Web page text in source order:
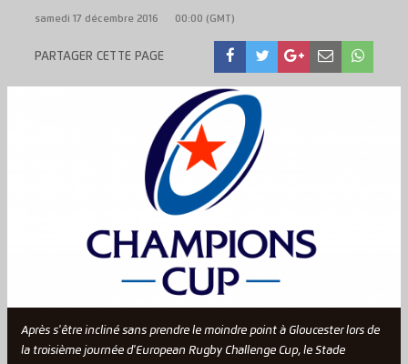
samedi 17 décembre 2016 00:00 (GMT)
PARTAGER CETTE PAGE
Après s'être incliné sans prendre le moindre point à Gloucester lors de
la troisième journée d'European Rugby Challenge Cup, le Stade